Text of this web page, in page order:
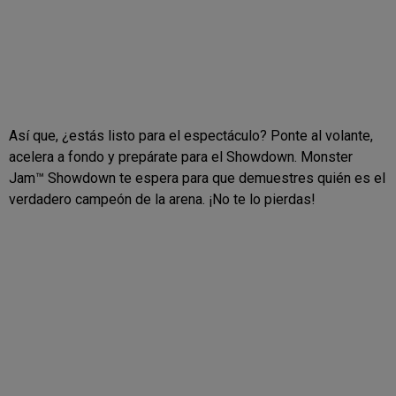
Así que, ¿estás listo para el espectáculo? Ponte al volante,
acelera a fondo y prepárate para el Showdown. Monster
Jam™ Showdown te espera para que demuestres quién es el
verdadero campeón de la arena. ¡No te lo pierdas!